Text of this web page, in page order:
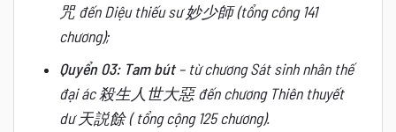
咒 đến Diệu thiếu sư 妙少師 (tổng công 141
chương);
Quyển 03: Tam bút– từ chương Sát sinh nhân thế
đại ác 殺生人世大惡 đến chương Thiên thuyết
dư 天説餘 ( tổng cộng 125 chương).